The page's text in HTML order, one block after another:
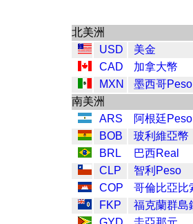
北美洲
USD
美金
CAD
加拿大幣
MXN
墨西哥Peso
南美洲
ARS
阿根廷Peso
BOB
玻利維亞幣
BRL
巴西Real
CLP
智利Peso
COP
哥倫比亞比
FKP
福克蘭群島